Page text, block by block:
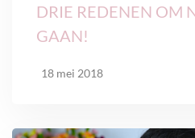
DRIE REDENEN OM
GAAN!
18 mei 2018